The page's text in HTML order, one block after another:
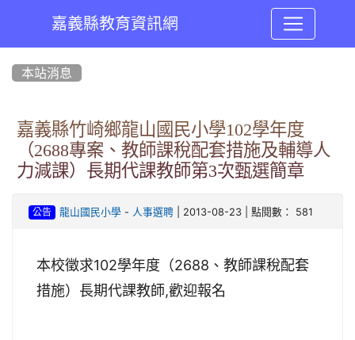
嘉義縣教育資訊網
本站消息
嘉義縣竹崎鄉龍山國民小學102學年度
（2688專案、教師課稅配套措施及輔導人
力減課）長期代課教師第3次甄選簡章
公告 龍山國民小學- 人事選聘| 2013-08-23 | 點閱數： 581
本校徵求102學年度（2688、教師課稅配套
措施）長期代課教師,歡迎報名